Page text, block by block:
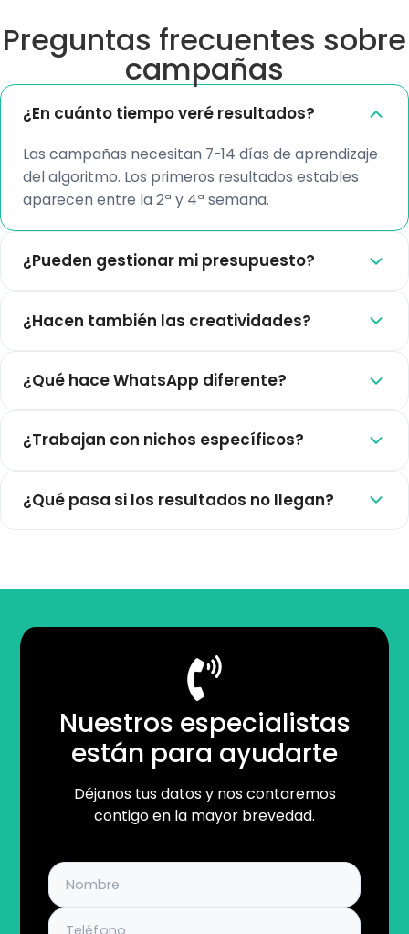
Preguntas frecuentes sobre
campañas
¿En cuánto tiempo veré resultados?
Las campañas necesitan 7-14 días de aprendizaje
del algoritmo. Los primeros resultados estables
aparecen entre la 2ª y 4ª semana.
¿Pueden gestionar mi presupuesto?
¿Hacen también las creatividades?
¿Qué hace WhatsApp diferente?
¿Trabajan con nichos específicos?
¿Qué pasa si los resultados no llegan?
Nuestros especialistas
están para ayudarte
Déjanos tus datos y nos contaremos
contigo en la mayor brevedad.